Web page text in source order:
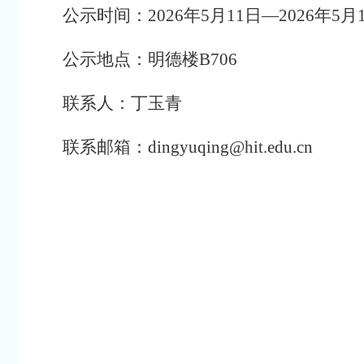
公示时间： 2026年5月 11 日—2026年5月
公示地点：明德楼B706
联系人：丁玉青
联系邮箱： dingyuqing@hit.edu.cn